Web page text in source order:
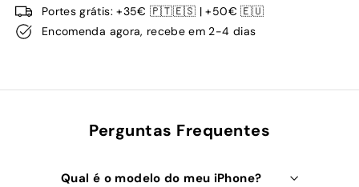
Portes grátis: +35€ 🇵🇹🇪🇸 | +50€ 🇪🇺
Encomenda agora, recebe em 2-4 dias
Perguntas Frequentes
Qual é o modelo do meu iPhone?